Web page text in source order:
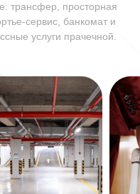
трансфер, просторная
сервис, банкомат и
услуги прачечной.